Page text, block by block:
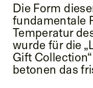
Die Form
fundamentale
Temperatur
wurde für die
Gift
betonen das